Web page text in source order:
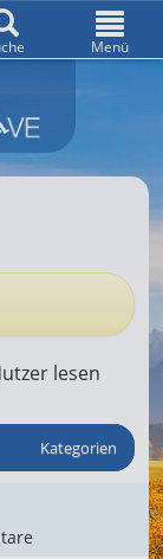
lesen
Kategorien
Menü